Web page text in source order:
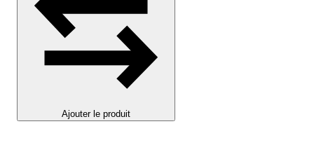
Ajouter le produit